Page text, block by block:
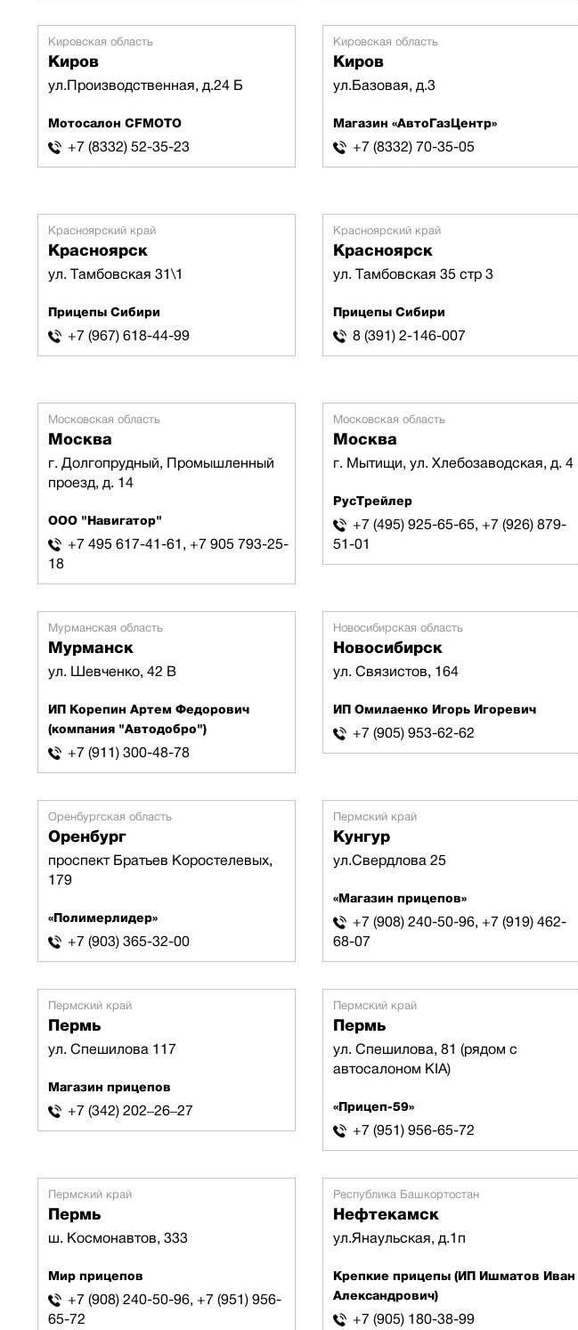
Кировская область
Киров
ул.Производственная, д.24 Б
Мотосалон CFMOTO
+7 (8332) 52-35-23
Кировская область
Киров
ул.Базовая, д.3
Магазин «АвтоГазЦентр»
+7 (8332) 70-35-05
Красноярский край
Красноярск
ул. Тамбовская 31\1
Прицепы Сибири
+7 (967) 618-44-99
Красноярский край
Красноярск
ул. Тамбовская 35 стр 3
Прицепы Сибири
8 (391) 2-146-007
Московская область
Москва
г. Долгопрудный, Промышленный
проезд, д. 14
ООО "Навигатор"
+7 495 617-41-61, +7 905 793-25-
18
Московская область
Москва
г. Мытищи, ул. Хлебозаводская, д. 4
РусТрейлер
+7 (495) 925-65-65, +7 (926) 879-
51-01
Мурманская область
Мурманск
ул. Шевченко, 42 В
ИП Корепин Артем Федорович
(компания "Автодобро")
+7 (911) 300-48-78
Новосибирская область
Новосибирск
ул. Связистов, 164
ИП Омилаенко Игорь Игоревич
+7 (905) 953-62-62
Оренбургская область
Оренбург
проспект Братьев Коростелевых,
179
«Полимерлидер»
+7 (903) 365-32-00
Пермский край
Кунгур
ул.Свердлова 25
«Магазин прицепов»
+7 (908) 240-50-96, +7 (919) 462-
68-07
Пермский край
Пермь
ул. Спешилова 117
Магазин прицепов
+7 (342) 202‒26‒27
Пермский край
Пермь
ул. Спешилова, 81 (рядом с
автосалоном KIA)
«Прицеп-59»
+7 (951) 956-65-72
Пермский край
Пермь
ш. Космонавтов, 333
Мир прицепов
+7 (908) 240-50-96, +7 (951) 956-
65-72
Республика Башкортостан
Нефтекамск
ул.Янаульская, д.1п
Крепкие прицепы (ИП Ишматов Иван
Александрович)
+7 (905) 180-38-99